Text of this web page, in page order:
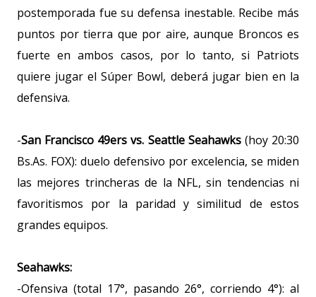
postemporada fue su defensa inestable. Recibe más
puntos por tierra que por aire, aunque Broncos es
fuerte en ambos casos, por lo tanto, si Patriots
quiere jugar el Súper Bowl, deberá jugar bien en la
defensiva.
-San Francisco 49ers vs. Seattle Seahawks(hoy 20:30
Bs.As. FOX): duelo defensivo por excelencia, se miden
las mejores trincheras de la NFL, sin tendencias ni
favoritismos por la paridad y similitud de estos
grandes equipos.
Seahawks:
-Ofensiva (total 17°, pasando 26°, corriendo 4°): al